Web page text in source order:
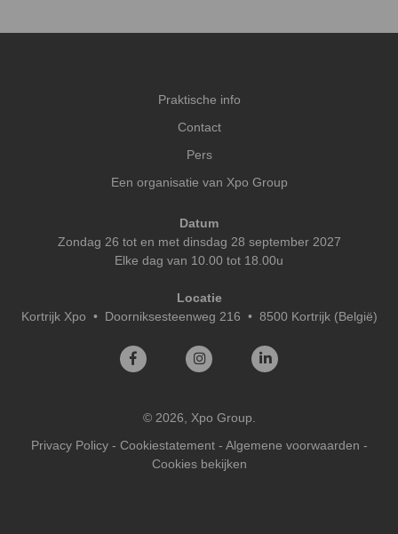
Praktische info
Contact
Pers
Een organisatie van Xpo Group
Datum
Zondag 26 tot en met dinsdag 28 september 2027
Elke dag van 10.00 tot 18.00u
Locatie
Kortrijk Xpo • Doorniksesteenweg 216 • 8500 Kortrijk (België)
© 2026, Xpo Group.
Privacy Policy- Cookiestatement- Algemene voorwaarden -
Cookies bekijken